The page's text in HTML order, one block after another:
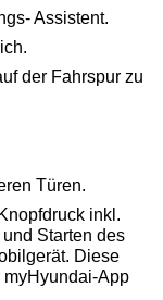
Assistent.
der Fahrspur zu
Türen.
inkl.
Starten des
Diese
myHyundai-App